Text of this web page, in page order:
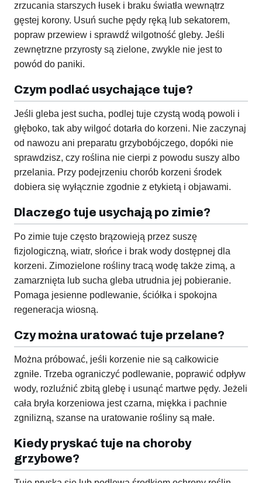
zrzucania starszych łusek i braku światła wewnątrz
gęstej korony. Usuń suche pędy ręką lub sekatorem,
popraw przewiew i sprawdź wilgotność gleby. Jeśli
zewnętrzne przyrosty są zielone, zwykle nie jest to
powód do paniki.
Czym podlać usychające tuje?
Jeśli gleba jest sucha, podlej tuje czystą wodą powoli i
głęboko, tak aby wilgoć dotarła do korzeni. Nie zaczynaj
od nawozu ani preparatu grzybobójczego, dopóki nie
sprawdzisz, czy roślina nie cierpi z powodu suszy albo
przelania. Przy podejrzeniu chorób korzeni środek
dobiera się wyłącznie zgodnie z etykietą i objawami.
Dlaczego tuje usychają po zimie?
Po zimie tuje często brązowieją przez suszę
fizjologiczną, wiatr, słońce i brak wody dostępnej dla
korzeni. Zimozielone rośliny tracą wodę także zimą, a
zamarznięta lub sucha gleba utrudnia jej pobieranie.
Pomaga jesienne podlewanie, ściółka i spokojna
regeneracja wiosną.
Czy można uratować tuje przelane?
Można próbować, jeśli korzenie nie są całkowicie
zgniłe. Trzeba ograniczyć podlewanie, poprawić odpływ
wody, rozluźnić zbitą glebę i usunąć martwe pędy. Jeżeli
cała bryła korzeniowa jest czarna, miękka i pachnie
zgnilizną, szanse na uratowanie rośliny są małe.
Kiedy pryskać tuje na choroby
grzybowe?